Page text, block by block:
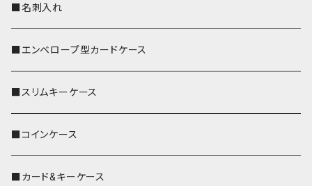
■名刺入れ
■エンベロープ型カードケース
■スリムキーケース
■コインケース
■カード&キーケース